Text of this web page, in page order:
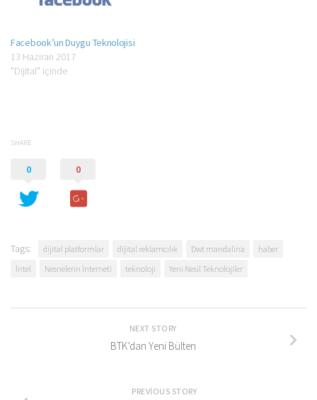
Facebook’un Duygu Teknolojisi
13 Haziran 2017
"Dijital" içinde
SHARE
0 0
Tags: dijital platformlar dijital reklamcılık Dwt mandalina
haber
İntel
Nesnelerin İnterneti teknoloji Yeni Nesil Teknolojiler
NEXT STORY
BTK’dan Yeni Bülten
PREVIOUS STORY